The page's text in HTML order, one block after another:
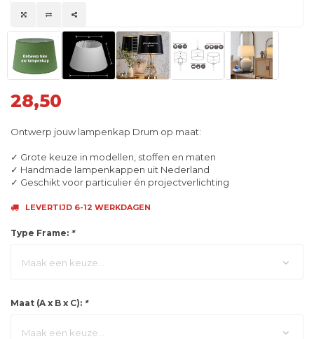
28,50
Ontwerp jouw lampenkap Drum op maat:
✓ Grote keuze in modellen, stoffen en maten
✓ Handmade lampenkappen uit Nederland
✓ Geschikt voor particulier én projectverlichting
LEVERTIJD 6-12 WERKDAGEN
Type Frame: *
Maak een keuze...
Maat (A x B x C): *
Maak een keuze...